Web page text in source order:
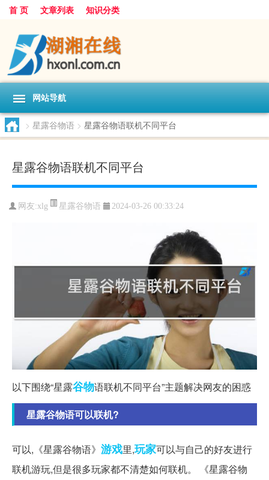
首 页 文章列表 知识分类
网站导航
> 星露谷物语 > 星露谷物语联机不同平台
星露谷物语联机不同平台
网友:xlg 星露谷物语 2024-03-26 00:33:24
以下围绕“星露谷物语联机不同平台”主题解决网友的困惑
星露谷物语可以联机?
可以,《星露谷物语》 游戏里,玩家可以与自己的好友进行
联机游玩,但是很多玩家都不清楚如何联机。 《星露谷物